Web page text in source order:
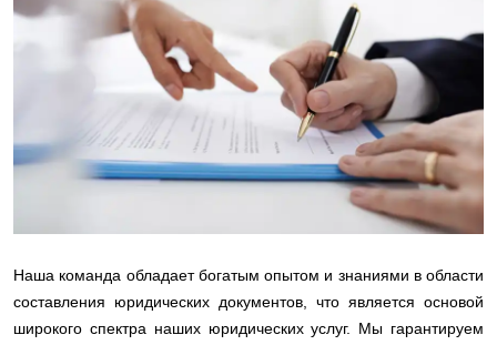
Наша команда обладает богатым опытом и знаниями в области
составления юридических документов, что является основой
широкого спектра наших юридических услуг. Мы гарантируем